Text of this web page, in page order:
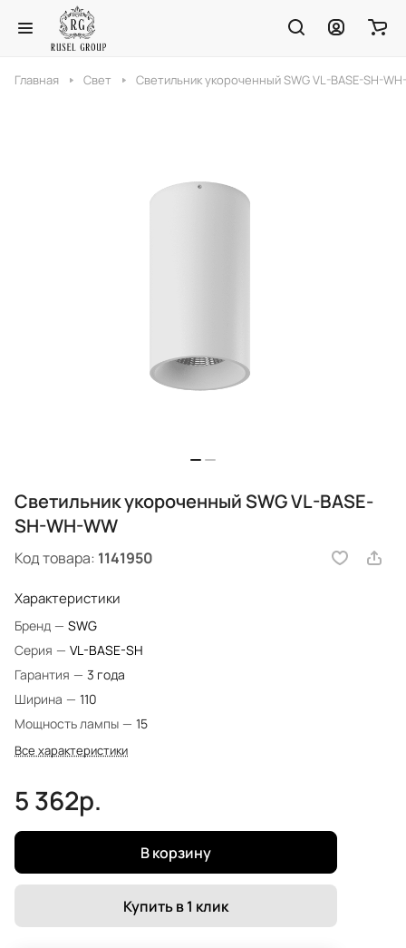
Главная Свет Светильник укороченный SWG VL-BASE-SH-
Светильник укороченный SWG VL-BASE-
SH-WH-WW
Код товара: 1141950
Характеристики
Бренд — SWG
Серия — VL-BASE-SH
Гарантия — 3 года
Ширина — 110
Мощность лампы — 15
Все характеристики
5 362р.
В корзину
Купить в 1 клик